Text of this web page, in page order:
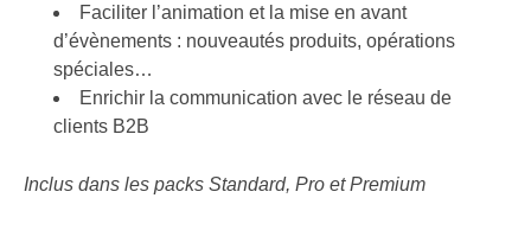
Faciliter l’animation et la mise en avant
d’évènements : nouveautés produits, opérations
spéciales​…
Enrichir la communication avec le réseau de
clients B2B​
Inclus dans les packs Standard, Pro et Premium